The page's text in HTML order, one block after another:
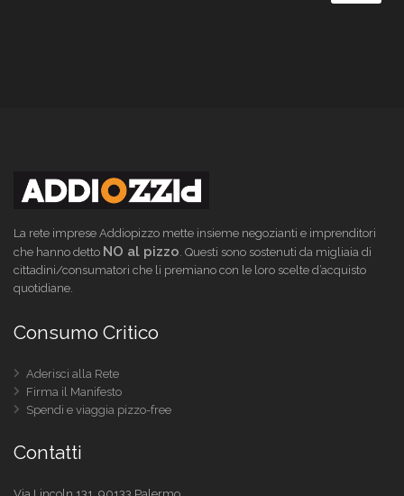
La rete imprese Addiopizzo mette insieme negozianti e imprenditori
che hanno detto NO al pizzo. Questi sono sostenuti da migliaia di
cittadini/consumatori che li premiano con le loro scelte d’acquisto
quotidiane.
Consumo Critico
Aderisci alla Rete
Firma il Manifesto
Spendi e viaggia pizzo-free
Contatti